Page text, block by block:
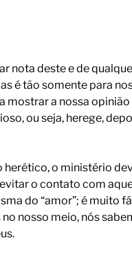
nota deste e de
é tão somente para
a nossa
ou seja, herege,
o ministério
o contato com
do “amor”; é muito
nosso meio, nós